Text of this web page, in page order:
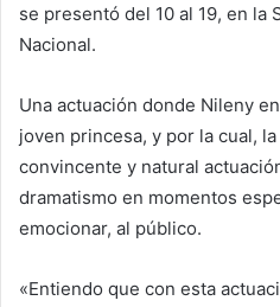
se presentó del 10 al 19, en la
Nacional.
Una actuación donde Nileny
joven princesa, y por la cual,
convincente y natural
dramatismo en momentos
emocionar, al público.
«Entiendo que con esta